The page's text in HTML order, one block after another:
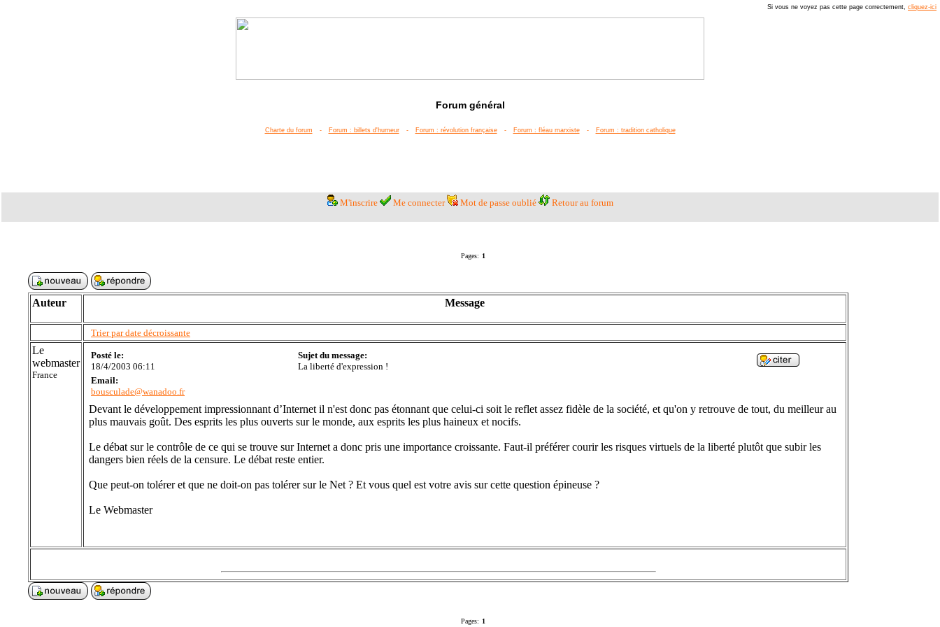
Si vous ne voyez pas cette page correctement, cliquez-ici
Forum général
Charte du forum - Forum : billets d'humeur - Forum : révolution française - Forum : fléau marxiste - Forum : tradition catholique
M'inscrire Me connecter Mot de passe oublié Retour au forum
Pages: 1
Auteur Message
Trier par date décroissante
Le
webmaster
France
Posté le:
18/4/2003 06:11
Sujet du message:
La liberté d'expression !
Email:
bousculade@wanadoo.fr
Devant le développement impressionnant d’Internet il n'est donc pas étonnant que celui-ci soit le reflet assez fidèle de la société, et qu'on y retrouve de tout, du meilleur au
plus mauvais goût. Des esprits les plus ouverts sur le monde, aux esprits les plus haineux et nocifs.
Le débat sur le contrôle de ce qui se trouve sur Internet a donc pris une importance croissante. Faut-il préférer courir les risques virtuels de la liberté plutôt que subir les
dangers bien réels de la censure. Le débat reste entier.
Que peut-on tolérer et que ne doit-on pas tolérer sur le Net ? Et vous quel est votre avis sur cette question épineuse ?
Le Webmaster
Pages: 1